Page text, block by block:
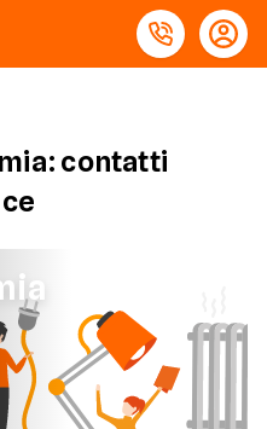
contatti